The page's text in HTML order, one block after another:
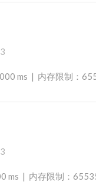
ms | 内存限制：
ms | 内存限制：